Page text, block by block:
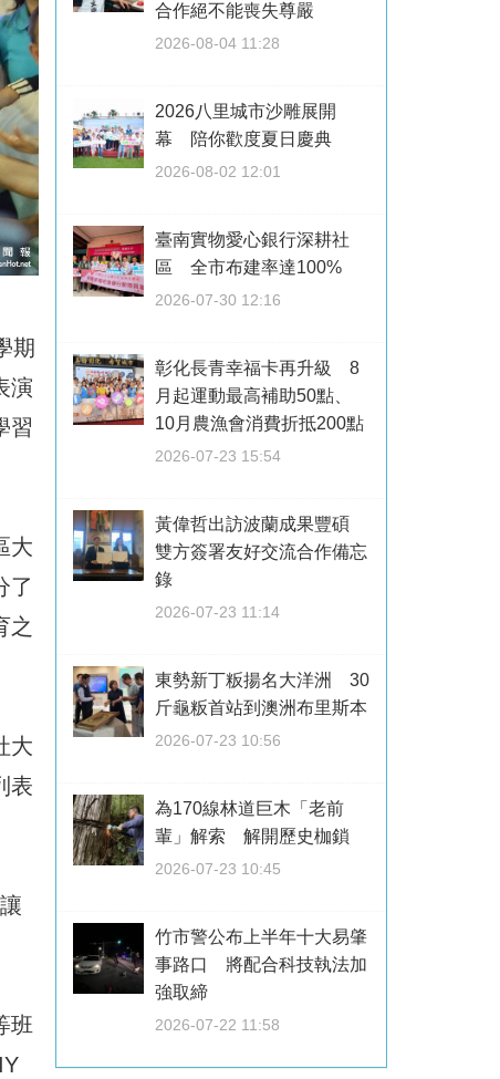
期
演
習
大
了
之
大
表
班
合作絕不能喪失尊嚴
2026-08-04 11:28
2026八里城市沙雕展開
幕 陪你歡度夏日慶典
2026-08-02 12:01
臺南實物愛心銀行深耕社
區 全市布建率達100%
2026-07-30 12:16
彰化長青幸福卡再升級 8
月起運動最高補助50點、
10月農漁會消費折抵200點
2026-07-23 15:54
黃偉哲出訪波蘭成果豐碩
雙方簽署友好交流合作備忘
錄
2026-07-23 11:14
東勢新丁粄揚名大洋洲 30
斤龜粄首站到澳洲布里斯本
2026-07-23 10:56
為170線林道巨木「老前
輩」解索 解開歷史枷鎖
2026-07-23 10:45
竹市警公布上半年十大易肇
事路口 將配合科技執法加
強取締
2026-07-22 11:58